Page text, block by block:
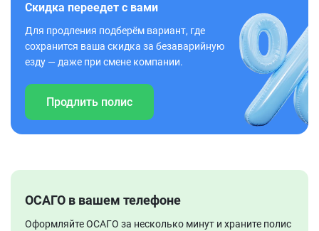
Скидка переедет с вами
Для продления подберём вариант, где
сохранится ваша скидка за безаварийную
езду — даже при смене компании.
Продлить полис
ОСАГО в вашем телефоне
Оформляйте ОСАГО за несколько минут и храните полис